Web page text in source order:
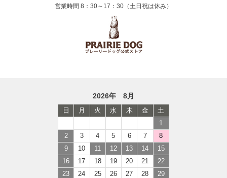
営業時間 8：30～17：30（土日祝は休み）
2026年 8月
日 月 火 水 木 金
土
1
2
3 4 5 6 7
8
9
10 11 12 13 14
15
16
17 18 19 20 21
22
23
24 25 26 27 28
29